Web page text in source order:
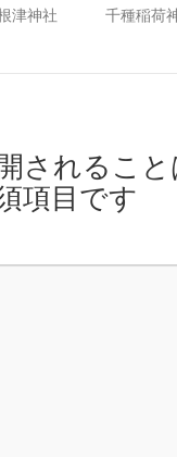
津神社
千種稲荷
されるこ
項目です